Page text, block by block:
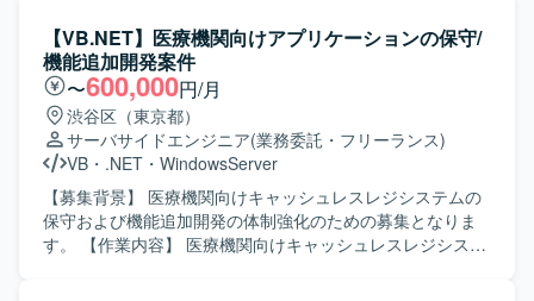
を用いたWebアプリケーション開発を行い、SQLを用いた
データベース連携やクエリ作成も実施していただきます。
既存機能の仕様把握や改修内容の整理、レビュー対応など
も行っていただきます。 【求める人物像】 開発メンバーや
関係者と能動的にコミュニケーションを取りながら、自ら
課題を発見し改善提案ができる方を求めております。既存
システムの仕様をキャッチアップしつつ、品質と効率の両
立を意識して開発を進められる方が望ましいです。 【ポジ
ションの魅力】 業務系Webアプリケーション開発におい
て、基本設計から単体テストまで一貫して携わることがで
【VB.NET】医療機関向けアプリケーションの保守/
機能追加開発案件
〜600,000円/月
渋谷区（東京都）
サーバサイドエンジニア(業務委託・フリーランス)
VB ・ .NET ・ WindowsServer
【募集背景】 医療機関向けキャッシュレスレジシステムの
保守および機能追加開発の体制強化のための募集となりま
す。 【作業内容】 医療機関向けキャッシュレスレジシステ